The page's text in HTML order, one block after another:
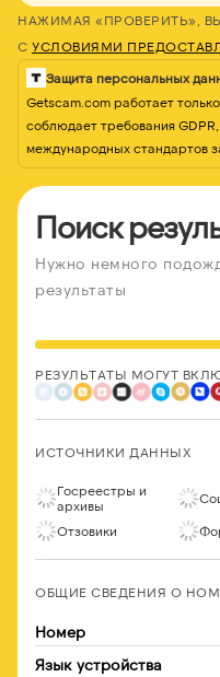
НАЖИМАЯ «ПРОВЕРИТЬ»,
С УСЛОВИЯМИ
Защита персональных
Getscam.com работает
соблюдает требования
международных стандартов
Поиск
Нужно немного
результаты
РЕЗУЛЬТАТЫ МОГУТ
ИСТОЧНИКИ ДАННЫХ
Госреестры и
архивы
Отзовики
ОБЩИЕ СВЕДЕНИЯ О
Номер
Язык устройства